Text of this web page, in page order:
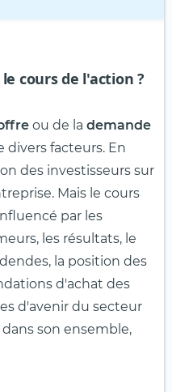
cours de l'action ?
ou de la demande
facteurs. En
des investisseurs sur
Mais le cours
par les
les résultats, le
la position des
d'achat des
d'avenir du secteur
son ensemble,